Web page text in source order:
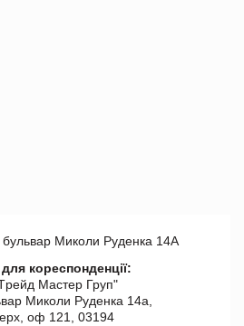
бульвар Миколи Руденка 14А
кореспонденції:
Мастер Груп"
Миколи Руденка 14а,
оф 121, 03194